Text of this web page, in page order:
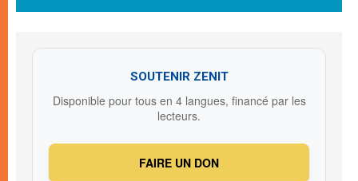
SOUTENIR ZENIT
Disponible pour tous en 4 langues, financé par les
lecteurs.
FAIRE UN DON